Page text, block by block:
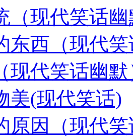
（现代笑话
东西（现代
现代笑话幽默
美(现代笑话)
原因（现代